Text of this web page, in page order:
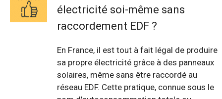
électricité soi-même sans
raccordement EDF ?
En France, il est tout à fait légal de produire
sa propre électricité grâce à des panneaux
solaires, même sans être raccordé au
réseau EDF. Cette pratique, connue sous le